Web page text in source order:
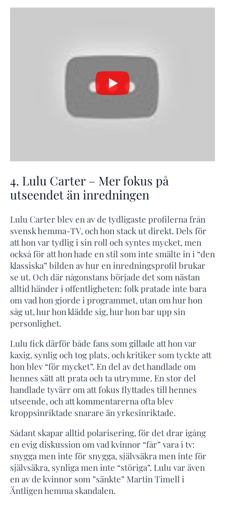
4. Lulu Carter – Mer fokus på
utseendet än inredningen
Lulu Carter blev en av de tydligaste profilerna från
svensk hemma-TV, och hon stack ut direkt. Dels för
att hon var tydlig i sin roll och syntes mycket, men
också för att hon hade en stil som inte smälte in i “den
klassiska” bilden av hur en inredningsprofil brukar
se ut. Och där någonstans började det som nästan
alltid händer i offentligheten: folk pratade inte bara
om vad hon gjorde i programmet, utan om hur hon
såg ut, hur hon klädde sig, hur hon bar upp sin
personlighet.
Lulu fick därför både fans som gillade att hon var
kaxig, synlig och tog plats, och kritiker som tyckte att
hon blev “för mycket”. En del av det handlade om
hennes sätt att prata och ta utrymme. En stor del
handlade tyvärr om att fokus flyttades till hennes
utseende, och att kommentarerna ofta blev
kroppsinriktade snarare än yrkesinriktade.
Sådant skapar alltid polarisering, för det drar igång
en evig diskussion om vad kvinnor “får” vara i tv:
snygga men inte för snygga, självsäkra men inte för
självsäkra, synliga men inte “störiga”. Lulu var även
en av de kvinnor som ”sänkte” Martin Timell i
Äntligen hemma skandalen.